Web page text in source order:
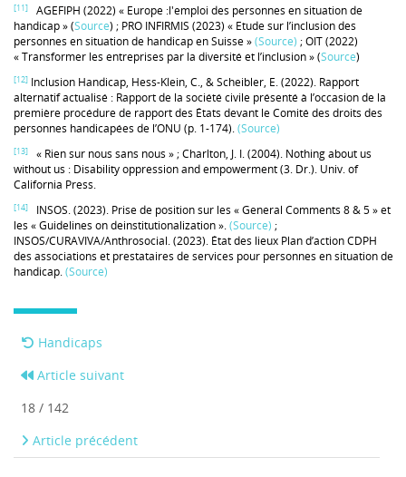
[11]
AGEFIPH (2022) « Europe :l'emploi des personnes en situation de
handicap » (Source) ; PRO INFIRMIS (2023) « Etude sur l’inclusion des
personnes en situation de handicap en Suisse »(Source) ; OIT (2022)
« Transformer les entreprises par la diversité et l’inclusion » (Source)
[12] Inclusion Handicap, Hess-Klein, C., & Scheibler, E. (2022). Rapport
alternatif actualisé : Rapport de la société civile présenté à l’occasion de la
première procédure de rapport des États devant le Comité des droits des
personnes handicapées de l’ONU (p. 1‑174).(Source)
[13]
« Rien sur nous sans nous » ; Charlton, J. I. (2004). Nothing about us
without us : Disability oppression and empowerment (3. Dr.). Univ. of
California Press.
[14]
INSOS. (2023). Prise de position sur les « General Comments 8 & 5 » et
les « Guidelines on deinstitutionalization ».(Source) ;
INSOS/CURAVIVA/Anthrosocial. (2023). État des lieux Plan d’action CDPH
des associations et prestataires de services pour personnes en situation de
handicap.(Source)
Handicaps
Article suivant
18 / 142
Article précédent